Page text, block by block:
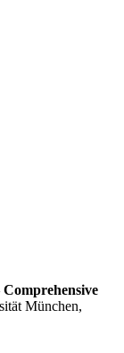
Comprehensive
München,